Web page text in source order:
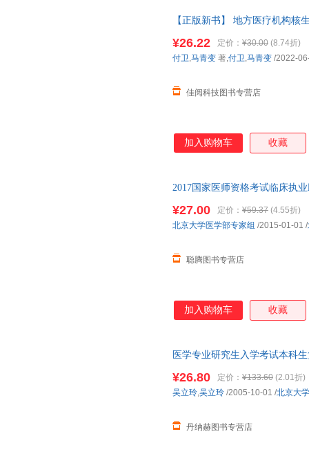
【正版新书】 地方医疗机构核
后无忧！
¥26.22 定价： ¥30.00 (8.74折)
佳阅科技图书专营店
付卫,马青变 著,付卫,马青变 /2022-
加入购物车 收藏
2017国家医师资格考试临床执
杀，欢迎选购！
¥27.00 定价： ¥59.37 (4.55折)
聪腾图书专营店
北京大学医学部专家组 /2015-01-01 /
加入购物车 收藏
医学专业研究生入学考试本科
减】
¥26.80 定价： ¥133.60 (2.01折)
丹纳赫图书专营店
吴立玲,吴立玲 /2005-10-01 /北京大